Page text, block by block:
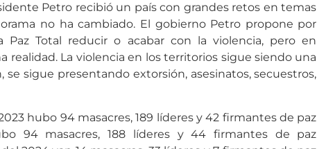
Petro recibió un país con grandes retos en temas
no ha cambiado. El gobierno Petro propone por
Total reducir o acabar con la violencia, pero en
realidad. La violencia en los territorios sigue siendo una
se sigue presentando extorsión, asesinatos, secuestros,
hubo 94 masacres, 189 líderes y 42 firmantes de paz
94 masacres, 188 líderes y 44 firmantes de paz